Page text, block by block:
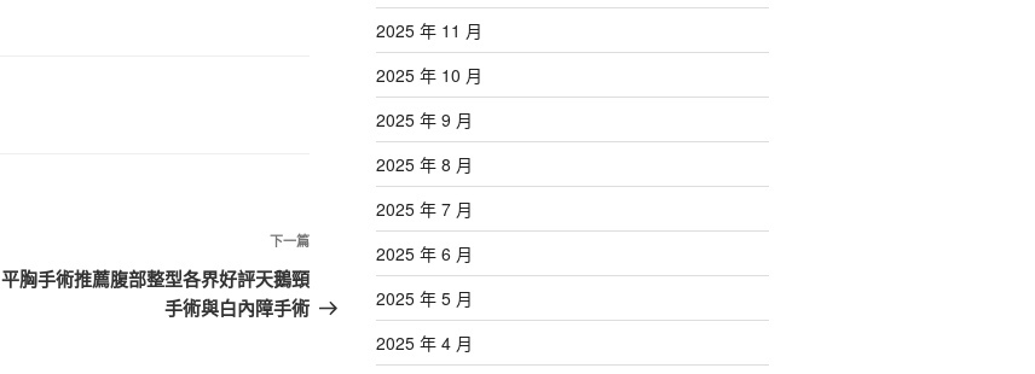
下
一
篇
下一篇
平胸手術推薦腹部整型各界好評天鵝頸
手術與白內障手術
2025 年 11 月
2025 年 10 月
2025 年 9 月
2025 年 8 月
2025 年 7 月
2025 年 6 月
2025 年 5 月
2025 年 4 月